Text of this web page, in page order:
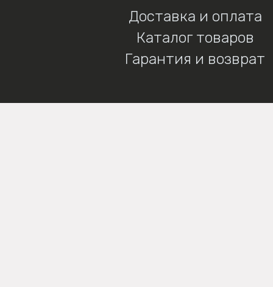
Доставка и оплата
Каталог товаров
Гарантия и возврат